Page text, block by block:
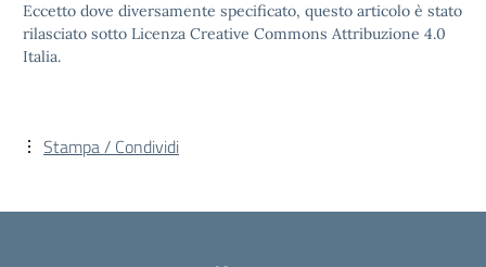
Eccetto dove diversamente specificato, questo articolo è stato
rilasciato sotto Licenza Creative Commons Attribuzione 4.0
Italia.
Stampa / Condividi